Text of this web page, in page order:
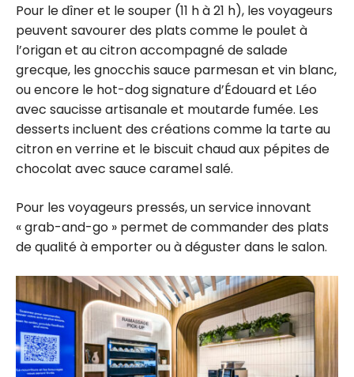
Pour le dîner et le souper (11 h à 21 h), les voyageurs
peuvent savourer des plats comme le poulet à
l’origan et au citron accompagné de salade
grecque, les gnocchis sauce parmesan et vin blanc,
ou encore le hot-dog signature d’Édouard et Léo
avec saucisse artisanale et moutarde fumée. Les
desserts incluent des créations comme la tarte au
citron en verrine et le biscuit chaud aux pépites de
chocolat avec sauce caramel salé.
Pour les voyageurs pressés, un service innovant
« grab-and-go » permet de commander des plats
de qualité à emporter ou à déguster dans le salon.